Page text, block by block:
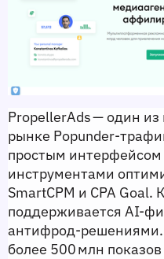
PropellerAds — один
рынке
простым
инструментами
SmartCPM и CPA Goal.
поддерживается
антифрод‑решениями.
более 500 млн